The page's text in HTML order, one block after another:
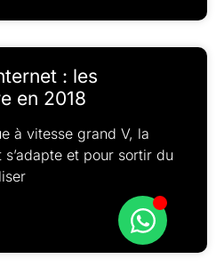
: les
en 2018
à vitesse grand V, la
et pour sortir du